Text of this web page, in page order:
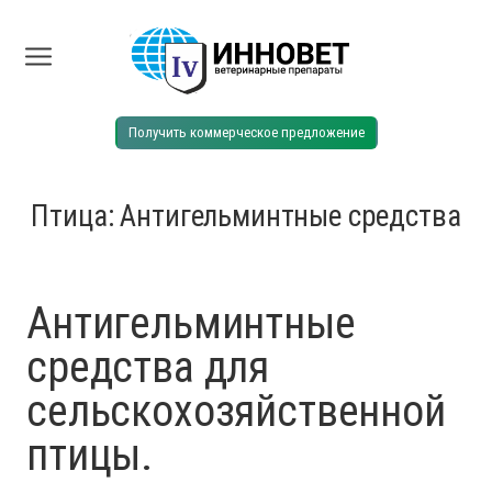
Получить коммерческое предложение
Птица: Антигельминтные средства
Антигельминтные
средства для
сельскохозяйственной
птицы.